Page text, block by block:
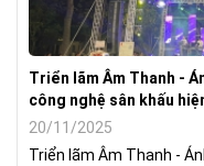
Triển lãm Âm Thanh -
công nghệ sân khấu
20/11/2025
Triển lãm Âm Thanh -